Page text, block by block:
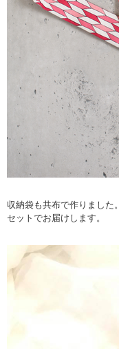
収納袋も共布で作りました。
セットでお届けします。